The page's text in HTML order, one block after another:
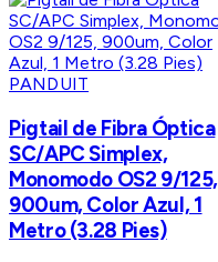
PANDUIT
Pigtail de Fibra Óptica
SC/APC Simplex,
Monomodo OS2 9/125,
900um, Color Azul, 1
Metro (3.28 Pies)